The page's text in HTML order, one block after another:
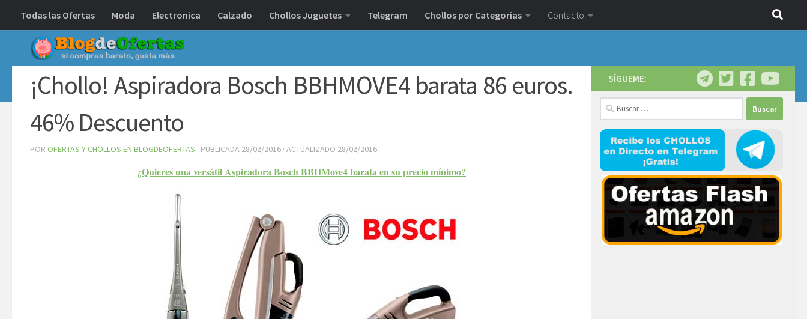
Debajo del contenido
Todas las Ofertas Moda Electronica Calzado Chollos Juguetes Telegram Chollos por Categorias Contacto
¡Chollo! Aspiradora Bosch BBHMOVE4 barata 86 euros.
46% Descuento
POR OFERTAS Y CHOLLOS EN BLOGDEOFERTAS · PUBLICADA 28/02/2016 · ACTUALIZADO 28/02/2016
¿Quieres una versátil Aspiradora Bosch BBHMove4 barata en su precio mínimo?
SÍGUEME:
Buscar: